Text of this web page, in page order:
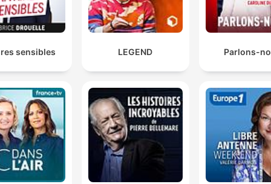
sensibles LEGEND Parlons-